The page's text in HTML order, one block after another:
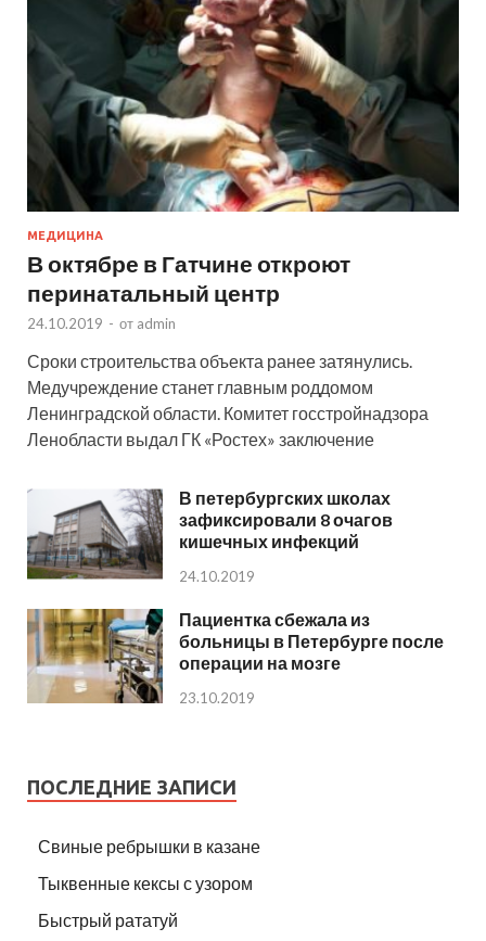
МЕДИЦИНА
В октябре в Гатчине откроют
перинатальный центр
24.10.2019 - от admin
Сроки строительства объекта ранее затянулись.
Медучреждение станет главным роддомом
Ленинградской области. Комитет госстройнадзора
Ленобласти выдал ГК «Ростех» заключение
В петербургских школах
зафиксировали 8 очагов
кишечных инфекций
24.10.2019
Пациентка сбежала из
больницы в Петербурге после
операции на мозге
23.10.2019
ПОСЛЕДНИЕ ЗАПИСИ
Свиные ребрышки в казане
Тыквенные кексы с узором
Быстрый рататуй